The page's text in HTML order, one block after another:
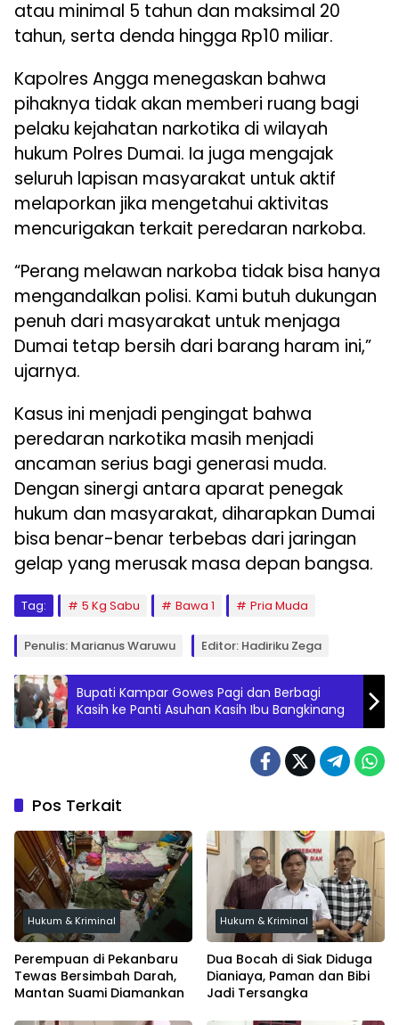
atau minimal 5 tahun dan maksimal 20
tahun, serta denda hingga Rp10 miliar.
Kapolres Angga menegaskan bahwa
pihaknya tidak akan memberi ruang bagi
pelaku kejahatan narkotika di wilayah
hukum Polres Dumai. Ia juga mengajak
seluruh lapisan masyarakat untuk aktif
melaporkan jika mengetahui aktivitas
mencurigakan terkait peredaran narkoba.
“Perang melawan narkoba tidak bisa hanya
mengandalkan polisi. Kami butuh dukungan
penuh dari masyarakat untuk menjaga
Dumai tetap bersih dari barang haram ini,”
ujarnya.
Kasus ini menjadi pengingat bahwa
peredaran narkotika masih menjadi
ancaman serius bagi generasi muda.
Dengan sinergi antara aparat penegak
hukum dan masyarakat, diharapkan Dumai
bisa benar-benar terbebas dari jaringan
gelap yang merusak masa depan bangsa.
Tag: 5 Kg Sabu Bawa 1 Pria Muda
Penulis: Marianus Waruwu Editor: Hadiriku Zega
Bupati Kampar Gowes Pagi dan Berbagi
Kasih ke Panti Asuhan Kasih Ibu Bangkinang
Pos Terkait
Hukum & Kriminal
Perempuan di Pekanbaru
Tewas Bersimbah Darah,
Mantan Suami Diamankan
Hukum & Kriminal
Dua Bocah di Siak Diduga
Dianiaya, Paman dan Bibi
Jadi Tersangka